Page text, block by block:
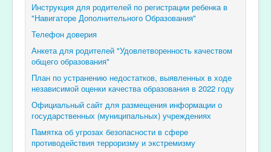
Инструкция для родителей по регистрации ребенка в
"Навигаторе Дополнительного Образования"
Телефон доверия
Анкета для родителей "Удовлетворенность качеством
общего образования"
План по устранению недостатков, выявленных в ходе
независимой оценки качества образования в 2022 году
Официальный сайт для размещения информации о
государственных (муниципальных) учреждениях
Памятка об угрозах безопасности в сфере
противодействия терроризму и экстремизму